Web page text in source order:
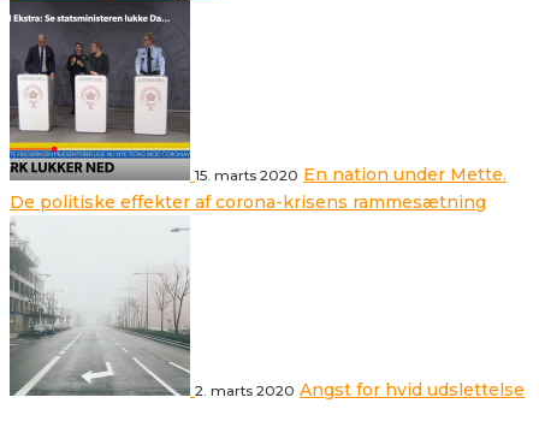
15. marts 2020 En nation under Mette.
De politiske effekter af corona-krisens rammesætning
2. marts 2020 Angst for hvid udslettelse